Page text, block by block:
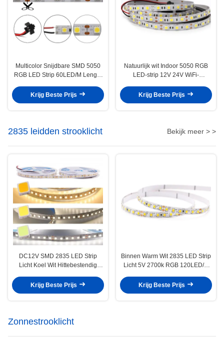
Multicolor Snijdbare SMD 5050
RGB LED Strip 60LED/M Lengte
Krijg Beste Prijs
Natuurlijk wit Indoor 5050 RGB
LED-strip 12V 24V WiFi-
Krijg Beste Prijs
2835 leidden strooklicht Bekijk meer > >
DC12V SMD 2835 LED Strip
Licht Koel Wit Hittebestendig
Krijg Beste Prijs
Binnen Warm Wit 2835 LED Strip
Licht 5V 2700k RGB 120LED/M
Krijg Beste Prijs
Zonnestrooklicht